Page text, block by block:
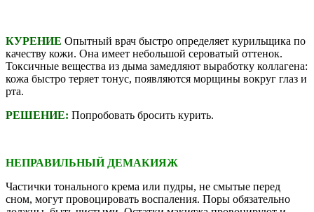
КУРЕНИЕ Опытный врач быстро определяет курильщика по
качеству кожи. Она имеет небольшой сероватый оттенок.
Токсичные вещества из дыма замедляют выработку коллагена:
кожа быстро теряет тонус, появляются морщины вокруг глаз и
рта.
РЕШЕНИЕ: Попробовать бросить курить.
НЕПРАВИЛЬНЫЙ ДЕМАКИЯЖ
Частички тонального крема или пудры, не смытые перед
сном, могут провоцировать воспаления. Поры обязательно